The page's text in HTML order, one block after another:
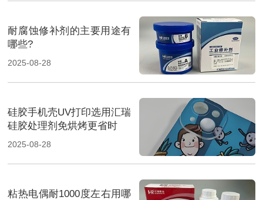
耐腐蚀修补剂的主要用途有
哪些?
2025-08-28
硅胶手机壳UV打印选用汇瑞
硅胶处理剂免烘烤更省时
2025-08-28
粘热电偶耐1000度左右用哪